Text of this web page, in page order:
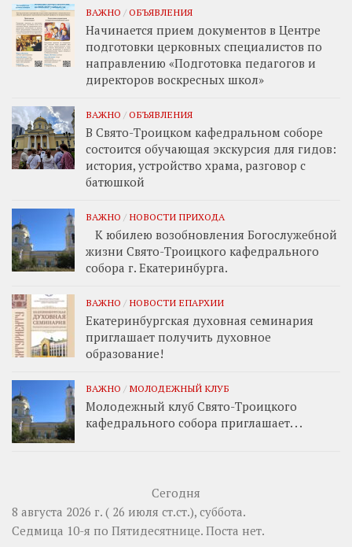
ВАЖНО / ОБЪЯВЛЕНИЯ
Начинается прием документов в Центре
подготовки церковных специалистов по
направлению «Подготовка педагогов и
директоров воскресных школ»
ВАЖНО / ОБЪЯВЛЕНИЯ
В Свято-Троицком кафедральном соборе
состоится обучающая экскурсия для гидов:
история, устройство храма, разговор с
батюшкой
ВАЖНО / НОВОСТИ ПРИХОДА
К юбилею возобновления Богослужебной
жизни Свято-Троицкого кафедрального
собора г. Екатеринбурга.
ВАЖНО / НОВОСТИ ЕПАРХИИ
Екатеринбургская духовная семинария
приглашает получить духовное
образование!
ВАЖНО / МОЛОДЕЖНЫЙ КЛУБ
Молодежный клуб Свято-Троицкого
кафедрального собора приглашает. . .
Сегодня
8 августа 2026 г. ( 26 июля ст.ст.), суббота.
Седмица 10-я по Пятидесятнице. Поста нет.